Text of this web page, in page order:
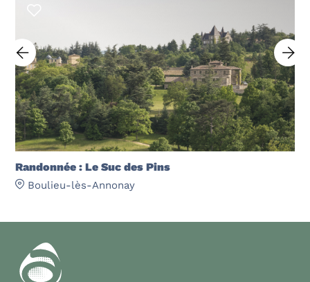
Randonnée : Le Suc des Pins
Boulieu-lès-Annonay